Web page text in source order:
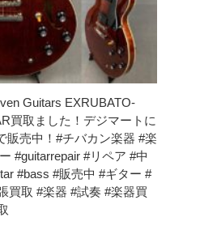
Guitars EXRUBATO-
買取ました！デジマートに
販売中！#チバカン楽器 #楽
#guitarrepair #リペア #中
#bass #販売中 #ギター #
買取 #楽器 #試奏 #楽器買